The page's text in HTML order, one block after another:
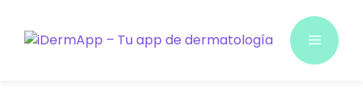
contenido
Menú